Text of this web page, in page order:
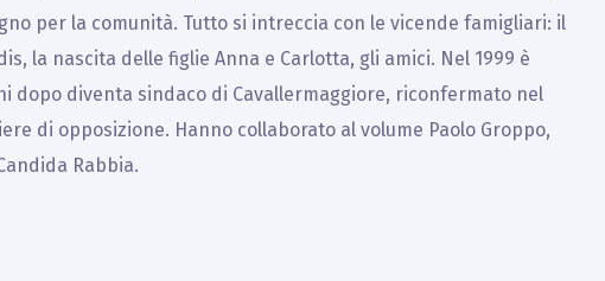
per la comunità. Tutto si intreccia con le vicende famigliari: il
la nascita delle figlie Anna e Carlotta, gli amici. Nel 1999 è
dopo diventa sindaco di Cavallermaggiore, riconfermato nel
di opposizione. Hanno collaborato al volume Paolo Groppo,
Rabbia.